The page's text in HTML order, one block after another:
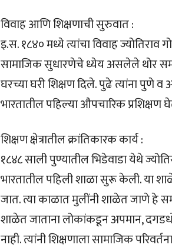
विवाह आणि शिक्षणाची सुरुवात :
इ.स. १८४० मध्ये त्यांचा विवाह ज्योतिराव
सामाजिक सुधारणेचे ध्येय असलेले थोर
घरच्या घरी शिक्षण दिले. पुढे त्यांना पुणे
भारतातील पहिल्या औपचारिक प्रशिक्षण
शिक्षण क्षेत्रातील क्रांतिकारक कार्य :
१८४८ साली पुण्यातील भिडेवाडा येथे
भारतातील पहिली शाळा सुरू केली. या
जात. त्या काळात मुलींनी शाळेत जाणे हे
शाळेत जाताना लोकांकडून अपमान,
नाही. त्यांनी शिक्षणाला सामाजिक